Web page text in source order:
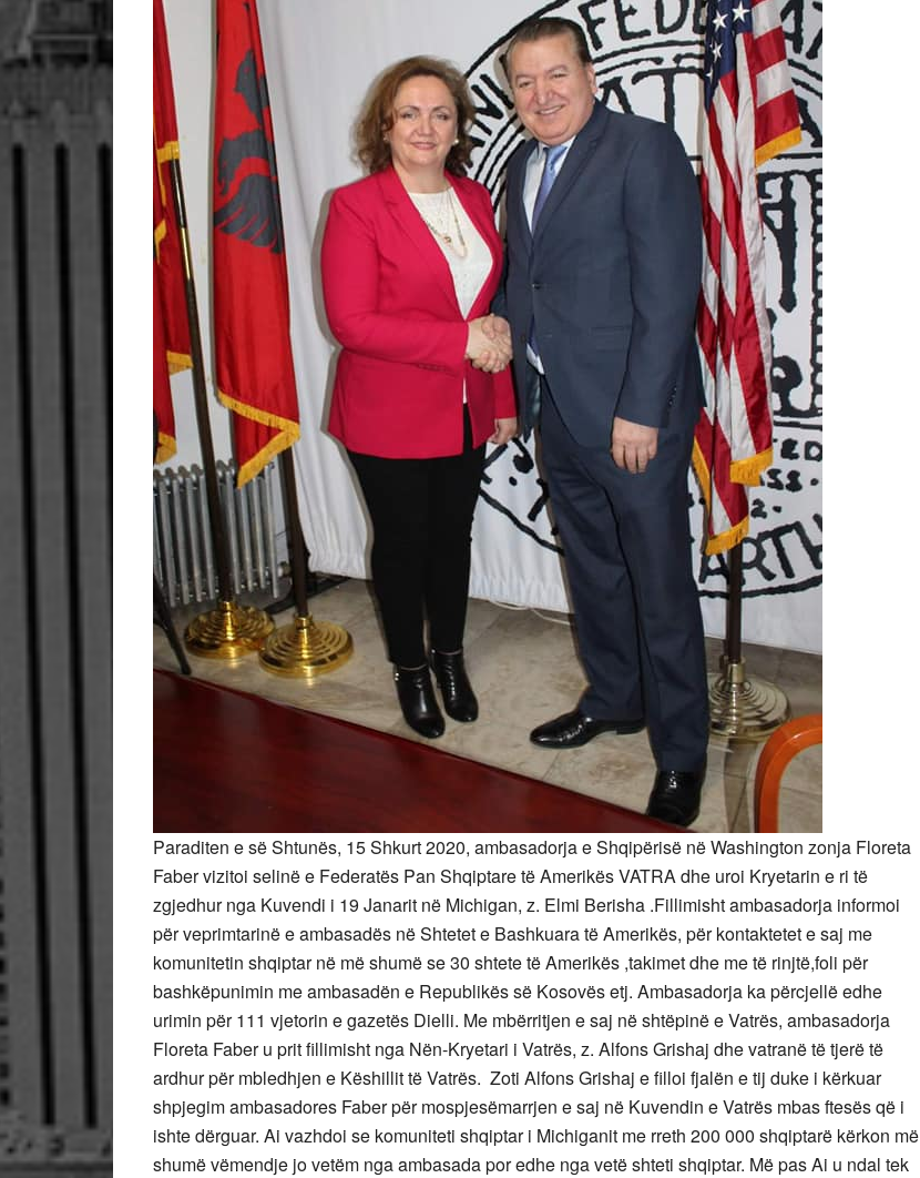
Paraditen e së Shtunës, 15 Shkurt 2020, ambasadorja e Shqipërisë në Washington zonja Floreta
Faber vizitoi selinë e Federatës Pan Shqiptare të Amerikës VATRA dhe uroi Kryetarin e ri të
zgjedhur nga Kuvendi i 19 Janarit në Michigan, z. Elmi Berisha .Fillimisht ambasadorja informoi
për veprimtarinë e ambasadës në Shtetet e Bashkuara të Amerikës, për kontaktetet e saj me
komunitetin shqiptar në më shumë se 30 shtete të Amerikës ,takimet dhe me të rinjtë,foli për
bashkëpunimin me ambasadën e Republikës së Kosovës etj. Ambasadorja ka përcjellë edhe
urimin për 111 vjetorin e gazetës Dielli. Me mbërritjen e saj në shtëpinë e Vatrës, ambasadorja
Floreta Faber u prit fillimisht nga Nën-Kryetari i Vatrës, z. Alfons Grishaj dhe vatranë të tjerë të
ardhur për mbledhjen e Këshillit të Vatrës. Zoti Alfons Grishaj e filloi fjalën e tij duke i kërkuar
shpjegim ambasadores Faber për mospjesëmarrjen e saj në Kuvendin e Vatrës mbas ftesës që i
ishte dërguar. Ai vazhdoi se komuniteti shqiptar i Michiganit me rreth 200 000 shqiptarë kërkon më
shumë vëmendje jo vetëm nga ambasada por edhe nga vetë shteti shqiptar. Më pas Ai u ndal tek